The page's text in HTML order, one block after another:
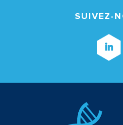
SUIVEZ-